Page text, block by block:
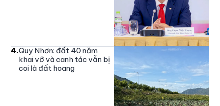
4.Quy Nhơn: đất 40 năm
khai vỡ và canh tác vẫn bị
coi là đất hoang